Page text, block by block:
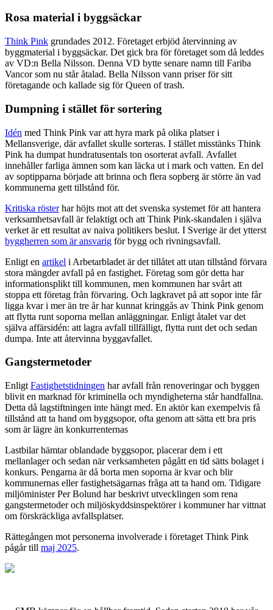
Rosa material i byggsäckar
Think Pink grundades 2012. Företaget erbjöd återvinning av
byggmaterial i byggsäckar. Det gick bra för företaget som då leddes
av VD:n Bella Nilsson. Denna VD bytte senare namn till Fariba
Vancor som nu står åtalad. Bella Nilsson vann priser för sitt
företagande och kallade sig för Queen of trash.
Dumpning i stället för sortering
Idén med Think Pink var att hyra mark på olika platser i
Mellansverige, där avfallet skulle sorteras. I stället misstänks Think
Pink ha dumpat hundratusentals ton osorterat avfall. Avfallet
innehåller farliga ämnen som kan läcka ut i mark och vatten. En del
av soptipparna började att brinna och flera sopberg är större än vad
kommunerna gett tillstånd för.
Kritiska rösterhar höjts mot att det svenska systemet för att hantera
verksamhetsavfall är felaktigt och att Think Pink-skandalen i själva
verket är ett resultat av naiva politikers beslut. I Sverige är det ytterst
byggherren som är ansvarig för bygg och rivningsavfall.
Enligt en artikel i Arbetarbladet är det tillåtet att utan tillstånd förvara
stora mängder avfall på en fastighet. Företag som gör detta har
informationsplikt till kommunen, men kommunen har svårt att
stoppa ett företag från förvaring. Och lagkravet på att sopor inte får
ligga kvar i mer än tre år har kunnat kringgås av Think Pink genom
att flytta runt soporna mellan anläggningar. Enligt åtalet var det
själva affärsidén: att lagra avfall tillfälligt, flytta runt det och sedan
dumpa. Inte att återvinna byggavfallet.
Gangstermetoder
Enligt Fastighetstidningen har avfall från renoveringar och byggen
blivit en marknad för kriminella och myndigheterna står handfallna.
Detta då lagstiftningen inte hängt med. En aktör kan exempelvis få
tillstånd att ta hand om byggsopor, ofta genom att sätta ett bra pris
som är lägre än konkurrenternas
Lastbilar hämtar oblandade byggsopor, placerar dem i ett
mellanlager och sedan när verksamheten pågått en tid sätts bolaget i
konkurs. Pengarna är då borta men soporna är kvar och blir
kommunernas eller fastighetsägarnas fråga att ta hand om. Tidigare
miljöminister Per Bolund har beskrivt utvecklingen som rena
gangstermetoder och miljöskyddsinspektörer i kommuner har vittnat
om förskräckliga avfallsplatser.
Rättegången mot personerna involverade i företaget Think Pink
pågår till maj 2025.